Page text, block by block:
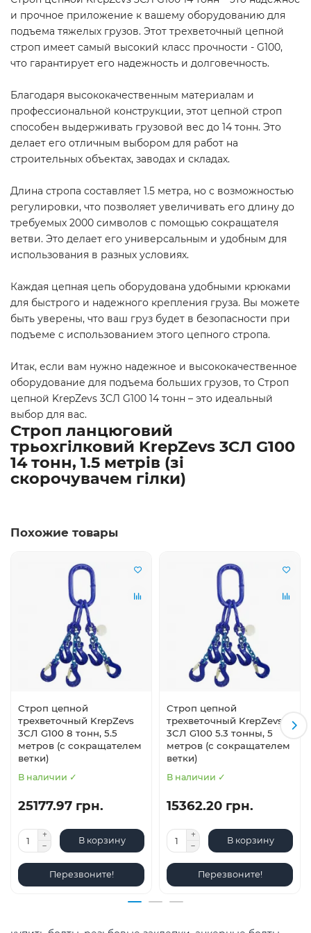
и прочное приложение к вашему оборудованию для
подъема тяжелых грузов. Этот трехветочный цепной
строп имеет самый высокий класс прочности - G100,
что гарантирует его надежность и долговечность.
Благодаря высококачественным материалам и
профессиональной конструкции, этот цепной строп
способен выдерживать грузовой вес до 14 тонн. Это
делает его отличным выбором для работ на
строительных объектах, заводах и складах.
Длина стропа составляет 1.5 метра, но с возможностью
регулировки, что позволяет увеличивать его длину до
требуемых 2000 символов с помощью сокращателя
ветви. Это делает его универсальным и удобным для
использования в разных условиях.
Каждая цепная цепь оборудована удобными крюками
для быстрого и надежного крепления груза. Вы можете
быть уверены, что ваш груз будет в безопасности при
подъеме с использованием этого цепного стропа.
Итак, если вам нужно надежное и высококачественное
оборудование для подъема больших грузов, то Строп
цепной KrepZevs 3СЛ G100 14 тонн – это идеальный
выбор для вас.
Строп ланцюговий
трьохгілковий KrepZevs 3СЛ G100
14 тонн, 1.5 метрів (зі
скорочувачем гілки)
Похожие товары
Строп цепной
трехветочный KrepZevs
3СЛ G100 8 тонн, 5.5
метров (с сокращателем
ветки)
В наличии ✓
25177.97 грн.
В корзину
Перезвоните!
Строп цепной
трехветочный KrepZevs
3СЛ G100 5.3 тонны, 5
метров (с сокращателем
ветки)
В наличии ✓
15362.20 грн.
В корзину
Перезвоните!